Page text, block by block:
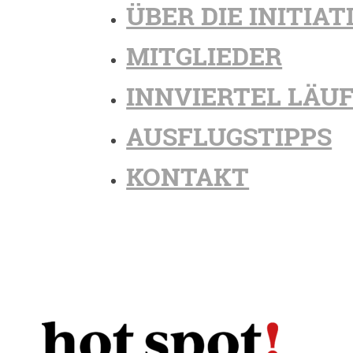
ÜBER DIE
MITGLIEDER
INNVIERTEL
AUSFLUGSTIPPS
KONTAKT